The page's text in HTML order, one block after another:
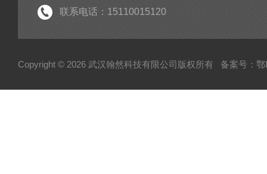
环保服务
联系电话：15110015120
Copyright © 2026 武汉翰然科技有限公司版权所有 备案号：